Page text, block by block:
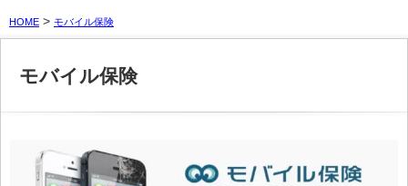
HOME > モバイル保険
モバイル保険